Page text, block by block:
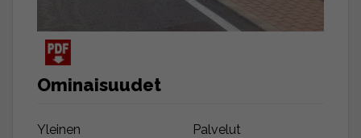
Ominaisuudet
Yleinen Palvelut